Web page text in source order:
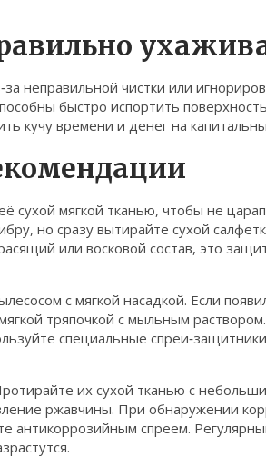
неправильной чистки или
быстро испортить
кучу времени и денег на
сухой мягкой тканью, чтобы не
но сразу вытирайте сухой
или восковой состав, это
с мягкой насадкой. Если
тряпочкой с мыльным
специальные
их сухой тканью с
ржавчины. При обнаружении
антикоррозийным спреем.